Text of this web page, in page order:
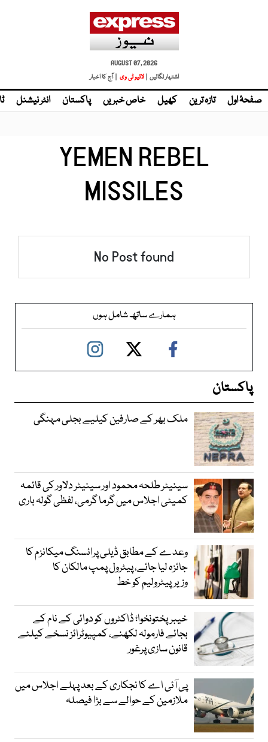
AUGUST 07, 2026
اشتہار لگائیں |
| آج کا اخبار
صفحۂ اول تازہ ترین کھیل خاص خبریں پاکستان انٹر نیشنل
YEMEN REBEL
MISSILES
No Post found
ہمارے ساتھ شامل ہوں
پاکستان
ملک بھر کے صارفین کیلیے بجلی مہنگی
سینیٹر طلحہ محمود اور سینیٹر دلاور کی قائمہ
کمیٹی اجلاس میں گرما گرمی، لفظی گولہ باری
وعدے کے مطابق ڈیلی پرائسنگ میکانزم کا
جائزہ لیا جائے، پیٹرول پمپ مالکان کا
وزیرپیٹرولیم کو خط
خیبرپختونخوا؛ ڈاکٹروں کو دوائی کے نام کے
بجائے فارمولہ لکھنے، کمپیوٹرائز نسخے کیلئے
قانون سازی پرغور
پی آئی اے کا نجکاری کے بعد پہلے اجلاس میں
ملازمین کے حوالے سے بڑا فیصلہ